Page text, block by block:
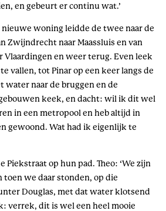
en gebeurt er continu wat.’
nieuwe woning leidde de twee naar de
Zwijndrecht naar Maassluis en van
Vlaardingen en weer terug. Even leek
vallen, tot Pinar op een keer langs de
water naar de bruggen en de
keek, en dacht: wil ik dit wel
in een metropool en heb altijd in
gewoond. Wat had ik eigenlijk te
Piekstraat op hun pad. Theo: ‘We zijn
toen we daar stonden, op die
Douglas, met dat water klotsend
verrek, dit is wel een heel mooie